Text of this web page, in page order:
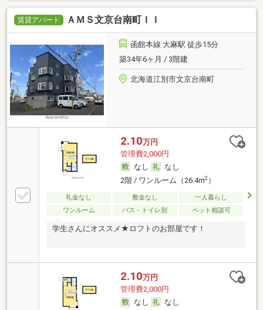
賃貸アパート ＡＭＳ文京台南町ＩＩ
函館本線 大麻駅 徒歩15分
築34年6ヶ月 / 3階建
北海道江別市文京台南町
2.10万円
管理費2,000円
なし
なし
2階 / ワンルーム（26.4m2）
礼金なし 敷金なし
一人暮らし
ワンルーム
バス・トイレ別 ペット相談可
学生さんにオススメ★ロフトのお部屋です！
2.10万円
管理費2,000円
なし
なし